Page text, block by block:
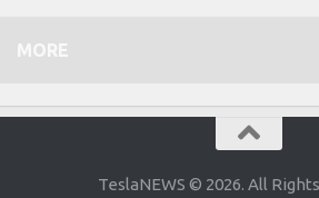
MORE
TeslaNEWS © 2026. All